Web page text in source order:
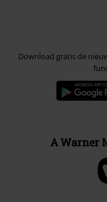
Download gratis de
A Warner